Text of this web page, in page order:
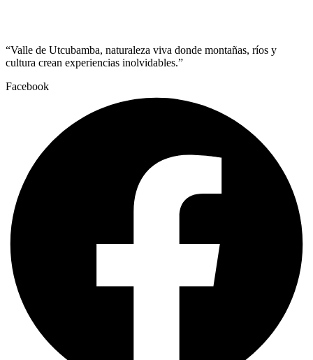
“Valle de Utcubamba, naturaleza viva donde montañas, ríos y
cultura crean experiencias inolvidables.”
Facebook